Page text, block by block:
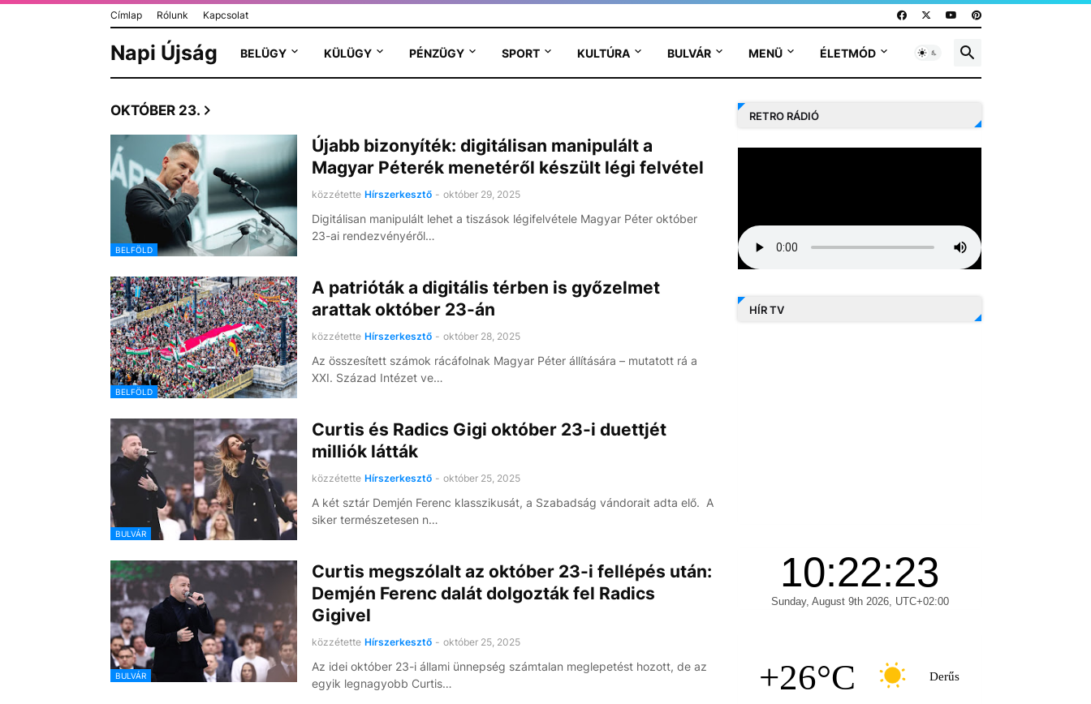
Címlap Rólunk Kapcsolat
Napi Újság BELÜGY KÜLÜGY PÉNZÜGY SPORT KULTÚRA BULVÁR MENÜ ÉLETMÓD
OKTÓBER 23.
BELFÖLD
Újabb bizonyíték: digitálisan manipulált a
Magyar Péterék menetéről készült légi felvétel
közzétette Hírszerkesztő - október 29, 2025
Digitálisan manipulált lehet a tiszások légifelvétele Magyar Péter október
23-ai rendezvényéről…
BELFÖLD
A patrióták a digitális térben is győzelmet
arattak október 23-án
közzétette Hírszerkesztő - október 28, 2025
Az összesített számok rácáfolnak Magyar Péter állítására – mutatott rá a
XXI. Század Intézet ve…
BULVÁR
Curtis és Radics Gigi október 23-i duettjét
milliók látták
közzétette Hírszerkesztő - október 25, 2025
A két sztár Demjén Ferenc klasszikusát, a Szabadság vándorait adta elő. A
siker természetesen n…
BULVÁR
Curtis megszólalt az október 23-i fellépés után:
Demjén Ferenc dalát dolgozták fel Radics
Gigivel
közzétette Hírszerkesztő - október 25, 2025
Az idei október 23-i állami ünnepség számtalan meglepetést hozott, de az
egyik legnagyobb Curtis…
RETRO RÁDIÓ
HÍR TV
+26°C Derűs